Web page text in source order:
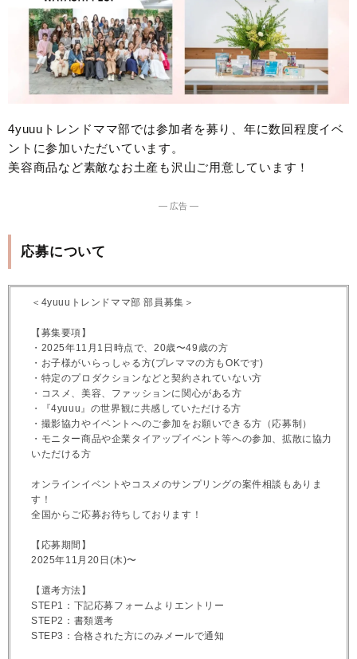
4yuuuトレンドママ部では参加者を募り、年に数回程度イベ
ントに参加いただいています。
美容商品など素敵なお土産も沢山ご用意しています！
― 広告 ―
応募について
＜4yuuuトレンドママ部 部員募集＞
【募集要項】
・2025年11月1日時点で、20歳〜49歳の方
・お子様がいらっしゃる方(プレママの方もOKです)
・特定のプロダクションなどと契約されていない方
・コスメ、美容、ファッションに関心がある方
・『4yuuu』の世界観に共感していただける方
・撮影協力やイベントへのご参加をお願いできる方（応募制）
・モニター商品や企業タイアップイベント等への参加、拡散に協力
いただける方
オンラインイベントやコスメのサンプリングの案件相談もありま
す！
全国からご応募お待ちしております！
【応募期間】
2025年11月20日(木)〜
【選考方法】
STEP1：下記応募フォームよりエントリー
STEP2：書類選考
STEP3：合格された方にのみメールで通知